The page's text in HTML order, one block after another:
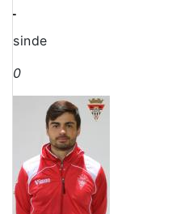
-
sinde
0